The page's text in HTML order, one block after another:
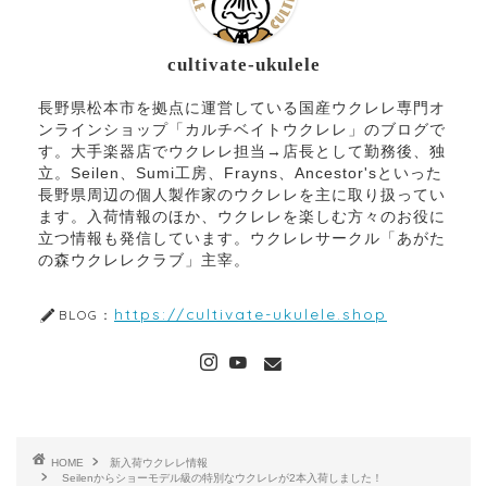
cultivate-ukulele
長野県松本市を拠点に運営している国産ウクレレ専門オ
ンラインショップ「カルチベイトウクレレ」のブログで
す。大手楽器店でウクレレ担当→店長として勤務後、独
立。Seilen、Sumi工房、Frayns、Ancestor'sといった
長野県周辺の個人製作家のウクレレを主に取り扱ってい
ます。入荷情報のほか、ウクレレを楽しむ方々のお役に
立つ情報も発信しています。ウクレレサークル「あがた
の森ウクレレクラブ」主宰。
BLOG： https://cultivate-ukulele.shop
HOME
新入荷ウクレレ情報
Seilenからショーモデル級の特別なウクレレが2本入荷しました！